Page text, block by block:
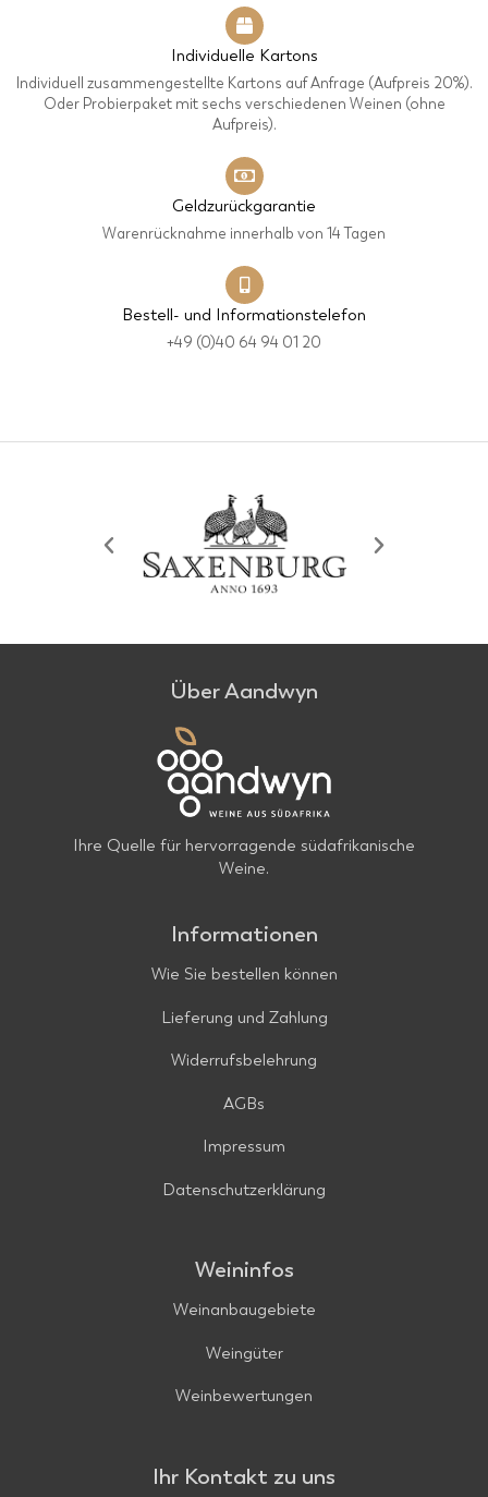
Individuelle Kartons
Individuell zusammengestellte Kartons auf Anfrage (Aufpreis 20%).
Oder Probierpaket mit sechs verschiedenen Weinen (ohne
Aufpreis).
Geldzurückgarantie
Warenrücknahme innerhalb von 14 Tagen
Bestell- und Informationstelefon
+49 (0)40 64 94 01 20
Über Aandwyn
Ihre Quelle für hervorragende südafrikanische
Weine.
Informationen
Wie Sie bestellen können
Lieferung und Zahlung
Widerrufsbelehrung
AGBs
Impressum
Datenschutzerklärung
Weininfos
Weinanbaugebiete
Weingüter
Weinbewertungen
Ihr Kontakt zu uns